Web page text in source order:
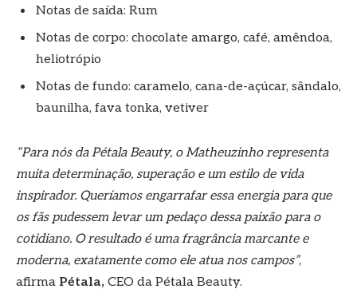
Notas de saída: Rum
Notas de corpo: chocolate amargo, café, amêndoa,
heliotrópio
Notas de fundo: caramelo, cana-de-açúcar, sândalo,
baunilha, fava tonka, vetiver
“Para nós da Pétala Beauty, o Matheuzinho representa
muita determinação, superação e um estilo de vida
inspirador. Queríamos engarrafar essa energia para que
os fãs pudessem levar um pedaço dessa paixão para o
cotidiano. O resultado é uma fragrância marcante e
moderna, exatamente como ele atua nos campos”,
afirma Pétala, CEO da Pétala Beauty.